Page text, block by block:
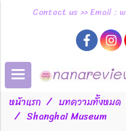
Contact us >> Email :
หน้าแรก บทความทั้งหมด
Shanghai Museum